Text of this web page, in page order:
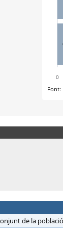
de la població